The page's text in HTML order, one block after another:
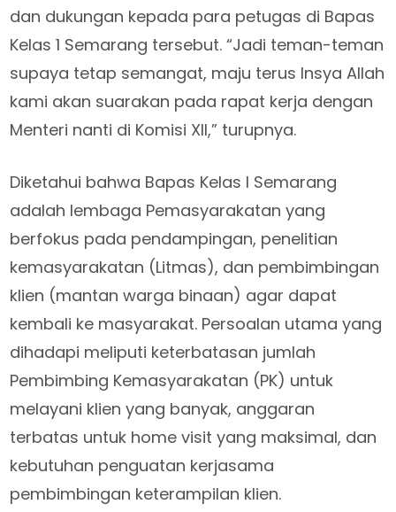
dan dukungan kepada para petugas di Bapas
Kelas 1 Semarang tersebut. “Jadi teman-teman
supaya tetap semangat, maju terus Insya Allah
kami akan suarakan pada rapat kerja dengan
Menteri nanti di Komisi XII,” turupnya.
Diketahui bahwa Bapas Kelas I Semarang
adalah lembaga Pemasyarakatan yang
berfokus pada pendampingan, penelitian
kemasyarakatan (Litmas), dan pembimbingan
klien (mantan warga binaan) agar dapat
kembali ke masyarakat. Persoalan utama yang
dihadapi meliputi keterbatasan jumlah
Pembimbing Kemasyarakatan (PK) untuk
melayani klien yang banyak, anggaran
terbatas untuk home visit yang maksimal, dan
kebutuhan penguatan kerjasama
pembimbingan keterampilan klien.